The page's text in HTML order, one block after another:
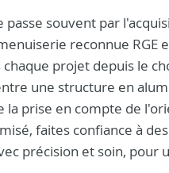
souvent par
reconnue RGE
chaque projet depuis le
une structure en
la prise en compte de
faites confiance à
précision et soin, pour